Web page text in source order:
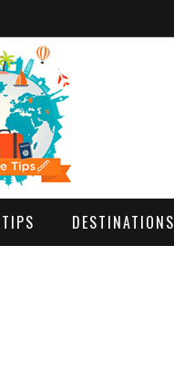
DESTINATIONS